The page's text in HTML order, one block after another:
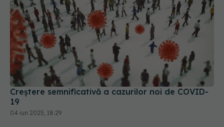
Creștere semnificativă a cazurilor noi de COVID-
19
04 iun 2025, 18:29